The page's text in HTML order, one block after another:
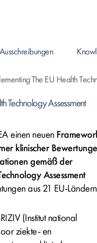
The EU Health
Technology Assessment
einen neuen
klinischer
gemäß der
Assessment
aus 21 EU-
(Institut national
ziekte- en